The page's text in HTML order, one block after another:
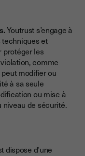
Youtrust s’engage à
et
protéger les
comme
modifier ou
à sa seule
ou mise à
de sécurité.
dispose d’une